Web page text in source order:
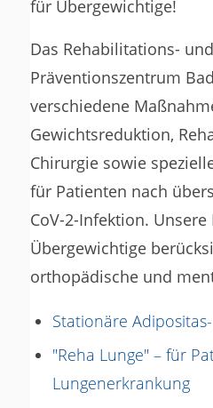
für Übergewichtige!
Das Rehabilitations- und
Präventionszentrum
verschiedene
Gewichtsreduktion,
Chirurgie sowie
für Patienten nach
CoV-2-Infektion.
Übergewichtige
orthopädische und
Stationäre
"Reha Lunge" – für
Lungenerkrankung